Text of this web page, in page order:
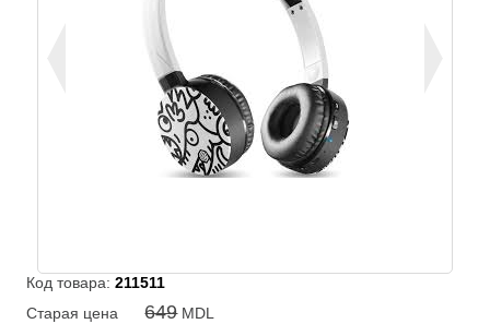
Код товара:211511
Старая цена
649MDL